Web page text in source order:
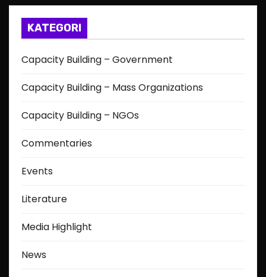
KATEGORI
Capacity Building – Government
Capacity Building – Mass Organizations
Capacity Building – NGOs
Commentaries
Events
Literature
Media Highlight
News